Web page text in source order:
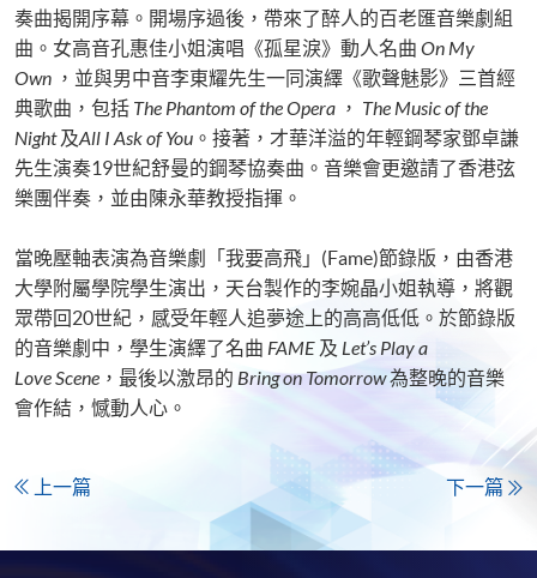
奏曲揭開序幕。開場序過後，帶來了醉人的百老匯音樂劇組
曲。女高音孔惠佳小姐演唱《孤星淚》動人名曲 On My
Own ，並與男中音李東耀先生一同演繹《歌聲魅影》三首經
典歌曲，包括 The Phantom of the Opera ， The Music of the
Night及All I Ask of You 。接著，才華洋溢的年輕鋼琴家鄧卓謙
先生演奏19世紀舒曼的鋼琴協奏曲。音樂會更邀請了香港弦
樂團伴奏，並由陳永華教授指揮。
當晚壓軸表演為音樂劇「我要高飛」(Fame)節錄版，由香港
大學附屬學院學生演出，天台製作的李婉晶小姐執導，將觀
眾帶回20世紀，感受年輕人追夢途上的高高低低。於節錄版
的音樂劇中，學生演繹了名曲 FAME 及 Let’s Play a
LoveScene ，最後以激昂的 Bring on Tomorrow為整晚的音樂
會作結，憾動人心。
上一篇 下一篇